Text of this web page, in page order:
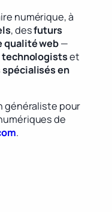
numérique, à
, desfuturs
qualité web—
technologistset
en
généraliste pour
de
.